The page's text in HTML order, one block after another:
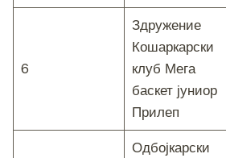
6
Здружение
Кошаркарски
клуб Мега
баскет јуниор
Прилеп
Одбојкарски